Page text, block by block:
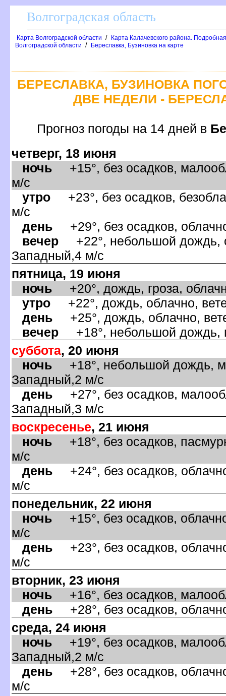
олгоградская область
Карта Волгоградской области /
Карта Калачевского района.
олгоградской области / Береславка, Бузиновка на карте
БЕРЕСЛАВКА, БУЗИНОВКА
ДВЕ НЕДЕЛИ -
Прогноз погоды на 14 дней
четверг, 18 июня
ночь +15°, без осадков,
м/с
утро +23°, без осадков,
м/с
день +29°, без осадков,
ечер +22°, небольшой дождь,
Западный,4 м/с
пятница, 19 июня
ночь +20°, дождь, гроза,
утро +22°, дождь, облачно,
день +25°, дождь, облачно,
ечер +18°, небольшой дождь,
суббота, 20 июня
ночь +18°, небольшой дождь,
Западный,2 м/с
день +27°, без осадков,
Западный,3 м/с
оскресенье, 21 июня
ночь +18°, без осадков,
м/с
день +24°, без осадков,
м/с
понедельник, 22 июня
ночь +15°, без осадков,
м/с
день +23°, без осадков,
м/с
торник, 23 июня
ночь +16°, без осадков,
день +28°, без осадков,
среда, 24 июня
ночь +19°, без осадков,
Западный,2 м/с
день +28°, без осадков,
м/с